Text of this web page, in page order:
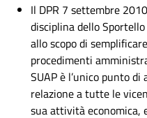
Il DPR 7 settembre
disciplina dello
allo scopo di
procedimenti
SUAP è l’unico punto
relazione a tutte le
sua attività economica,